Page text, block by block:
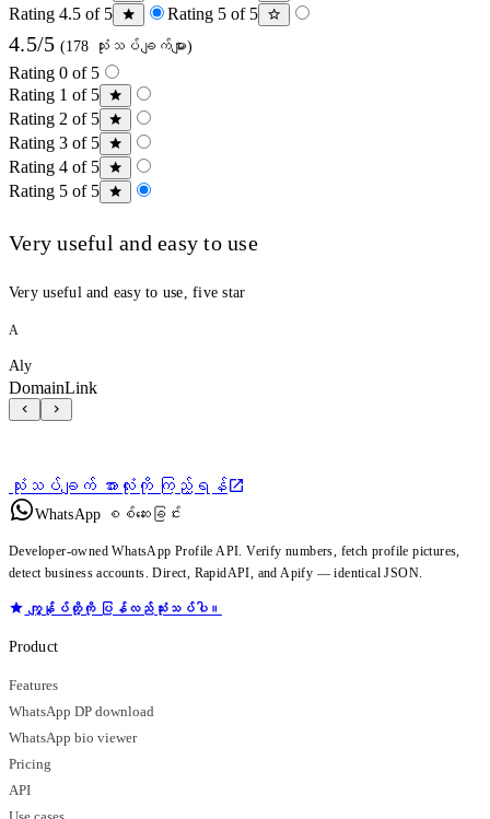
Rating 4.5 of 5
Rating 5 of 5
4.5/5 (178 သုံးသပ်ချက်များ)
Rating 0 of 5
Rating 1 of 5
Rating 2 of 5
Rating 3 of 5
Rating 4 of 5
Rating 5 of 5
Very useful and easy to use
Very useful and easy to use, five star
A
Aly
DomainLink
သုံးသပ်ချက် အားလုံးကို ကြည့်ရန်
WhatsApp စစ်ဆေးခြင်း
Developer-owned WhatsApp Profile API. Verify numbers, fetch profile pictures,
detect business accounts. Direct, RapidAPI, and Apify — identical JSON.
ကျွန်ုပ်တို့ကို ပြန်လည်သုံးသပ်ပါ။
Product
Features
WhatsApp DP download
WhatsApp bio viewer
Pricing
API